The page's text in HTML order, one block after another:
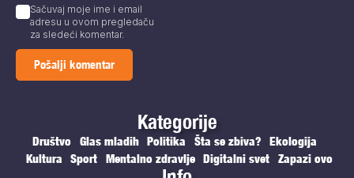
Sačuvaj moje ime i email
adresu u ovom pregledaču
za sledeći komentar.
Kategorije
Društvo Glas mladih Politika Šta se zbiva?
Ekologija
Kultura
Sport Mentalno zdravlje Digitalni svet Zapazi ovo